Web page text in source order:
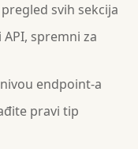
svih sekcija
spremni za
endpoint-a
pravi tip